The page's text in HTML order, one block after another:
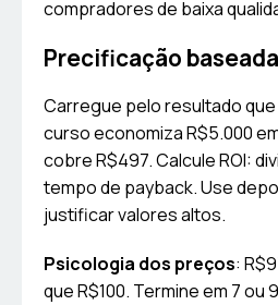
compradores de baixa
Precificação
Carregue pelo resultado
curso economiza R$5.000
cobre R$497. Calcule ROI:
tempo de payback. Use
justificar valores altos.
Psicologia dos preços:
que R$100. Termine em 7 ou